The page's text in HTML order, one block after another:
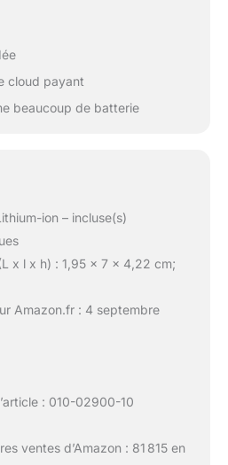
cloud payant
beaucoup de batterie
ion – incluse(s)
x l x h) : 1,95 x 7 x 4,22 cm;
Amazon.fr : 4 septembre
: 010-02900-10
ventes d’Amazon : 81 815 en